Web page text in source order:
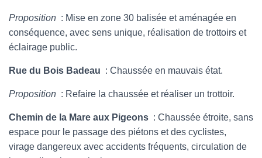
Proposition : Mise en zone 30 balisée et aménagée en
conséquence, avec sens unique, réalisation de trottoirs et
éclairage public.
Rue du Bois Badeau : Chaussée en mauvais état.
Proposition : Refaire la chaussée et réaliser un trottoir.
Chemin de la Mare aux Pigeons : Chaussée étroite, sans
espace pour le passage des piétons et des cyclistes,
virage dangereux avec accidents fréquents, circulation de